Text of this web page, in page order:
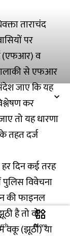
ताराचंद
पर
(एफआर) व
से एफआर
जाए कि यह
कर
तो यह धारणा
तहत दर्ज
दिन कई तरह
विवेचना
की फाइनल
है तो वो
वकू (झूठी) या
widgets
More